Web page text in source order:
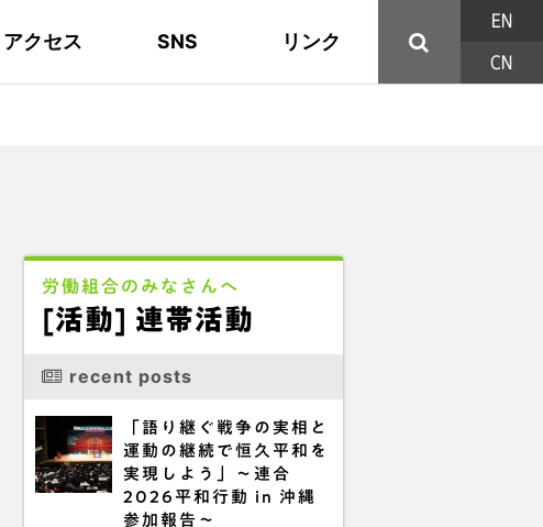
44の構成組織 主な取り組み
地域活動 資料
アクセス
東部ブロック地協 西北ブロック
SNS
YouTube X/Twitter
リンク
EN
CN
労働組合のみなさんへ
[活動] 連帯活動
recent posts
「語り継ぐ戦争の実相と
運動の継続で恒久平和を
実現しよう」～連合
2026平和行動 in 沖縄
参加報告～